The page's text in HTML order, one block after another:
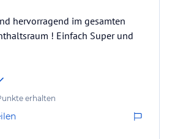
hervorragend im gesamten
! Einfach Super und
erhalten